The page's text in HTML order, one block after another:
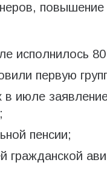
повышение
исполнилось
первую
июле
пенсии;
гражданской